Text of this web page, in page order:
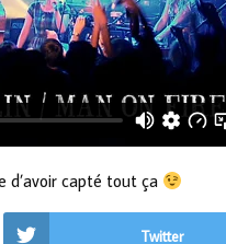
d’avoir capté tout ça
Twitter